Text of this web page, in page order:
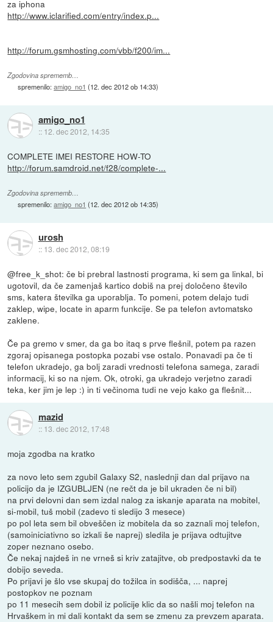
za iphona
http://www.iclarified.com/entry/index.p...
http://forum.gsmhosting.com/vbb/f200/im...
Zgodovina sprememb…
spremenilo:amigo_no1 (12. dec 2012 ob 14:33)
amigo_no1
:: 12. dec 2012, 14:35
COMPLETE IMEI RESTORE HOW-TO
http://forum.samdroid.net/f28/complete-...
Zgodovina sprememb…
spremenilo:amigo_no1 (12. dec 2012 ob 14:35)
urosh
:: 13. dec 2012, 08:19
@free_k_shot: če bi prebral lastnosti programa, ki sem ga linkal, bi
ugotovil, da če zamenjaš kartico dobiš na prej določeno število
sms, katera številka ga uporablja. To pomeni, potem delajo tudi
zaklep, wipe, locate in aparm funkcije. Se pa telefon avtomatsko
zaklene.
Če pa gremo v smer, da ga bo itaq s prve flešnil, potem pa razen
zgoraj opisanega postopka pozabi vse ostalo. Ponavadi pa če ti
telefon ukradejo, ga bolj zaradi vrednosti telefona samega, zaradi
informacij, ki so na njem. Ok, otroki, ga ukradejo verjetno zaradi
teka, ker jim je lep :) in ti večinoma tudi ne vejo kako ga flešnit...
mazid
:: 13. dec 2012, 17:48
moja zgodba na kratko
za novo leto sem zgubil Galaxy S2, naslednji dan dal prijavo na
policijo da je IZGUBLJEN (ne rečt da je bil ukraden če ni bil)
na prvi delovni dan sem izdal nalog za iskanje aparata na mobitel,
si-mobil, tuš mobil (zadevo ti sledijo 3 mesece)
po pol leta sem bil obveščen iz mobitela da so zaznali moj telefon,
(samoiniciativno so izkali še naprej) sledila je prijava odtujitve
zoper neznano osebo.
Če nekaj najdeš in ne vrneš si kriv zatajitve, ob predpostavki da te
dobijo seveda.
Po prijavi je šlo vse skupaj do tožilca in sodišča, ... naprej
postopkov ne poznam
po 11 mesecih sem dobil iz policije klic da so našli moj telefon na
Hrvaškem in mi dali kontakt da sem se zmenu za prevzem aparata.